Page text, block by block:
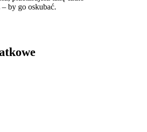
by go oskubać.